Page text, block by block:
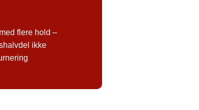
flere hold –
ikke